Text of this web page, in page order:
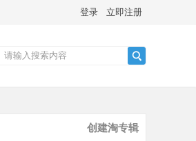
登录 立即注册
索
创建淘专辑